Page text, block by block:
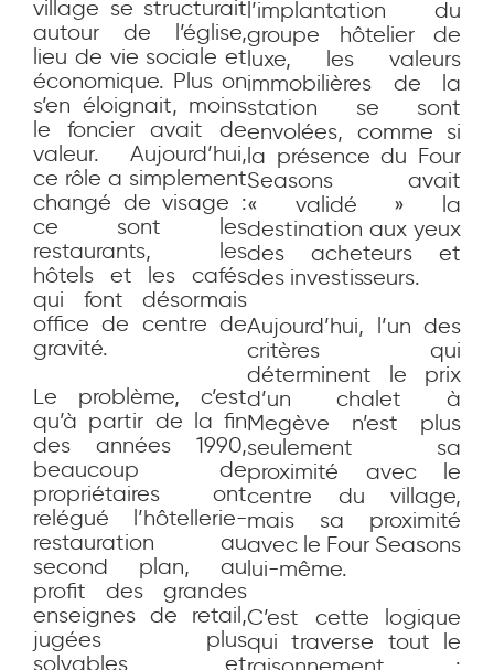
village se structurait
autour de l’église,
lieu de vie sociale et
économique. Plus on
s’en éloignait, moins
le foncier avait de
valeur. Aujourd’hui,
ce rôle a simplement
changé de visage :
ce sont les
restaurants, les
hôtels et les cafés
qui font désormais
office de centre de
gravité.
Le problème, c’est
qu’à partir de la fin
des années 1990,
beaucoup de
propriétaires ont
relégué l’hôtellerie-
restauration au
second plan, au
profit des grandes
enseignes de retail,
jugées plus
solvables et
l’implantation du
groupe hôtelier de
luxe, les valeurs
immobilières de la
station se sont
envolées, comme si
la présence du Four
Seasons avait
« validé » la
destination aux yeux
des acheteurs et
des investisseurs.
Aujourd’hui, l’un des
critères qui
déterminent le prix
d’un chalet à
Megève n’est plus
seulement sa
proximité avec le
centre du village,
mais sa proximité
avec le Four Seasons
lui-même.
C’est cette logique
qui traverse tout le